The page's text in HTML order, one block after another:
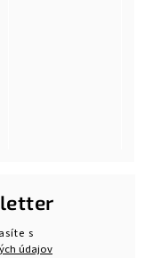
s
údajov